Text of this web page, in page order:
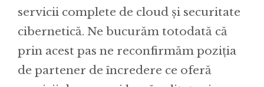
servicii complete de cloud și securitate
cibernetică. Ne bucurăm totodată că
prin acest pas ne reconfirmăm poziția
de partener de încredere ce oferă